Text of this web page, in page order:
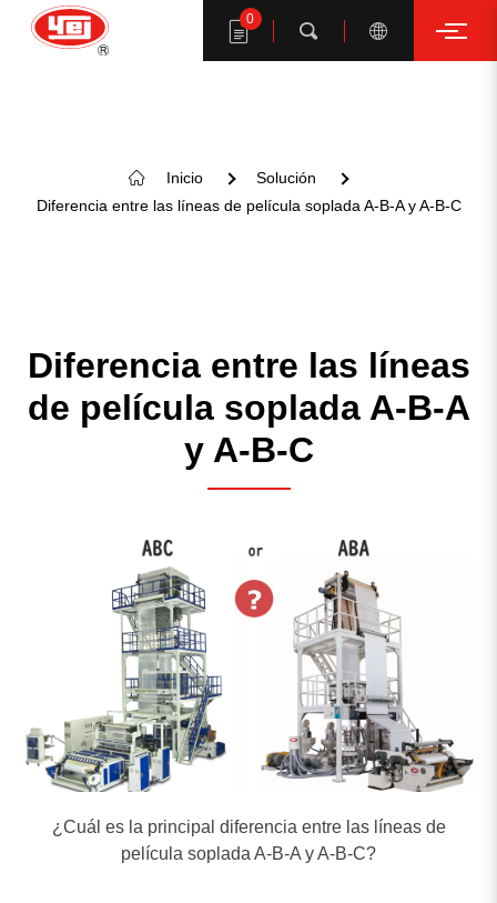
0
Buscar productos YE I
SUGERENCIA DE PALABRAS CLAVE
Máquina de película soplada
Otras líneas de procesamiento de plásticos
Resultado de búsqueda
Inicio
Solución
Diferencia entre las líneas de película soplada A-B-A y A-B-C
Diferencia entre las líneas
de película soplada A-B-A
y A-B-C
¿Cuál es la principal diferencia entre las líneas de
película soplada A-B-A y A-B-C?